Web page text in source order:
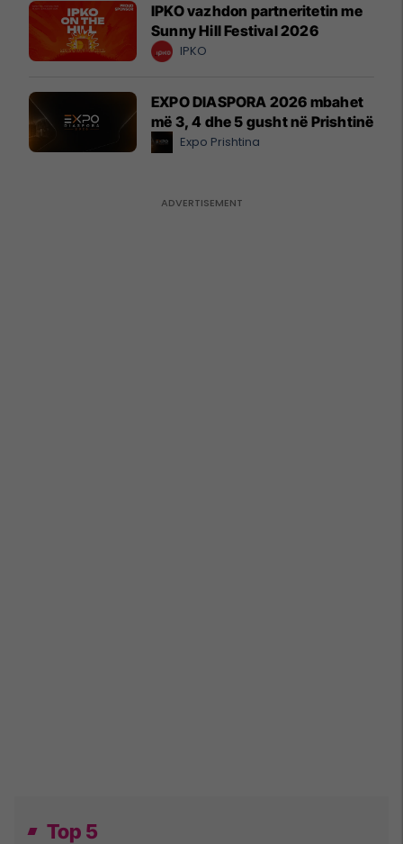
IPKO vazhdon partneritetin me
Sunny Hill Festival 2026
IPKO
EXPO DIASPORA 2026 mbahet
më 3, 4 dhe 5 gusht në Prishtinë
Expo Prishtina
Top 5